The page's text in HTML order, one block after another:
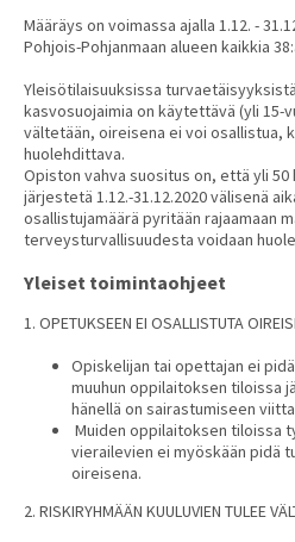
Määräys on voimassa ajalla 1.12. -
Pohjois-Pohjanmaan alueen kaikkia
Yleisötilaisuuksissa
kasvosuojaimia on käytettävä (yli
vältetään, oireisena ei voi osallistua,
huolehdittava.
Opiston vahva suositus on, että yli
järjestetä 1.12.-31.12.2020 välisenä
osallistujamäärä pyritään rajaamaan
terveysturvallisuudesta voidaan
Yleiset toimintaohjeet
1. OPETUKSEEN EI OSALLISTUTA
Opiskelijan tai opettajan ei
muuhun oppilaitoksen tiloissa
hänellä on sairastumiseen
Muiden oppilaitoksen tiloissa
vierailevien ei myöskään pidä
oireisena.
2. RISKIRYHMÄÄN KUULUVIEN TULEE